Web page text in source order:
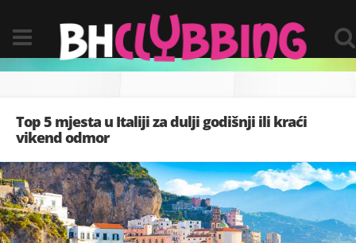
Top 5 mjesta u Italiji za dulji godišnji ili kraći
vikend odmor